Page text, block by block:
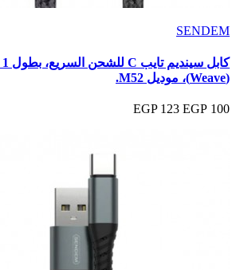
SENDEM
(Weave)، موديل M52.
100 EGP
123 EGP